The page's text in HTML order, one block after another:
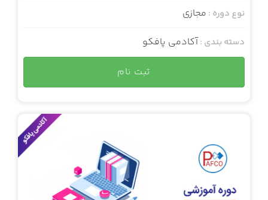
نوع دوره : مجازی
دسته بندی :آکادمی پافکو
ثبت نام